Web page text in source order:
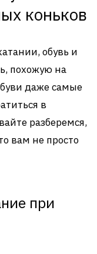
коньков
обувь и
похожую на
даже самые
в
разберемся,
вам не просто
при